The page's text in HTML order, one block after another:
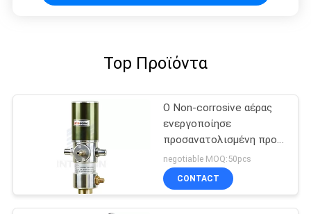
Top Προϊόντα
Ο Non-corrosive αέρας
ενεργοποίησε
προσανατολισμένη προς
αντλία λιπών αντλιών
20-30kgs 1/4» Μ λιπών
την τον αέρα
negotiable MOQ:50pcs
CONTACT